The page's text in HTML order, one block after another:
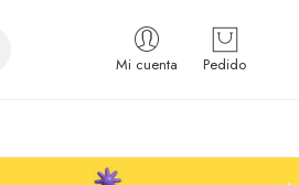
Mi cuenta Pedido